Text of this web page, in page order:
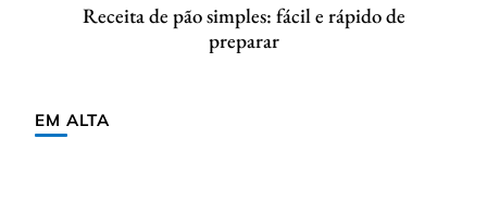
Receita de pão simples: fácil e rápido de
preparar
EM ALTA